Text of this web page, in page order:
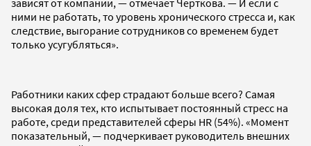
ними не работать, то уровень хронического стресса и, как
следствие, выгорание сотрудников со временем будет
только усугубляться».
Работники каких сфер страдают больше всего? Самая
высокая доля тех, кто испытывает постоянный стресс на
работе, среди представителей сферы HR (54%). «Момент
показательный, — подчеркивает руководитель внешних